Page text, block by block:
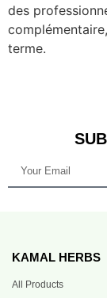
des
terme.
KAMAL HERBS
All Products